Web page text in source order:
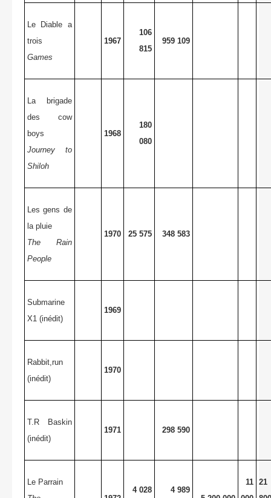
Le Diable a
trois
Games
1967
106
815
959 109
La brigade
des cow
boys
Journey to
Shiloh
1968
180
080
Les gens de
la pluie
The Rain
People
1970 25 575 348 583
Submarine
X1 (inédit)
1969
Rabbit,run
(inédit)
1970
T.R Baskin
(inédit)
1971 298 590
Le Parrain
4 028
4 989
11 21